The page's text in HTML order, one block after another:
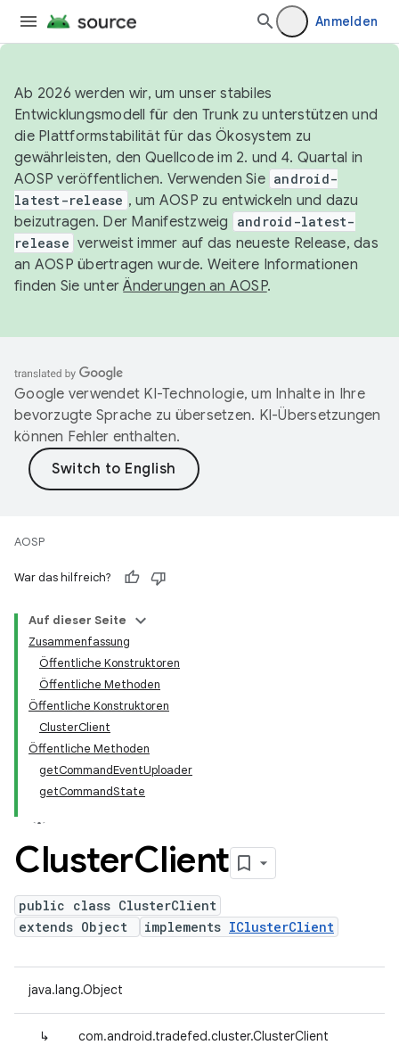
Anmelden
Ab 2026 werden wir, um unser stabiles
Entwicklungsmodell für den Trunk zu unterstützen und
die Plattformstabilität für das Ökosystem zu
gewährleisten, den Quellcode im 2. und 4. Quartal in
AOSP veröffentlichen. Verwenden Sie android-
latest-release , um AOSP zu entwickeln und dazu
beizutragen. Der Manifestzweig
android-latest-
release verweist immer auf das neueste Release, das
an AOSP übertragen wurde. Weitere Informationen
finden Sie unterÄnderungen an AOSP.
Google verwendet KI-Technologie, um Inhalte in Ihre
bevorzugte Sprache zu übersetzen. KI-Übersetzungen
können Fehler enthalten.
AOSP
War das hilfreich?
Auf dieser Seite
Zusammenfassung
Öffentliche Konstruktoren
Öffentliche Methoden
Öffentliche Konstruktoren
ClusterClient
Öffentliche Methoden
getCommandEventUploader
getCommandState
ClusterClient
public class ClusterClient
extends Object
implements IClusterClient
java.lang.Object
↳ com.android.tradefed.cluster.ClusterClient